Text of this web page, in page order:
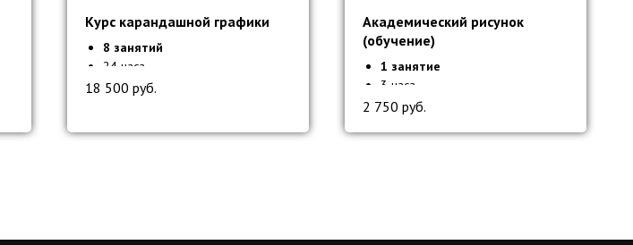
Курс карандашной графики
8 занятий
24 часа
Все материалы включены
18 500 руб.
Академический рисунок
(обучение)
1 занятие
3 часа
Все материалы включены
2 750 руб.